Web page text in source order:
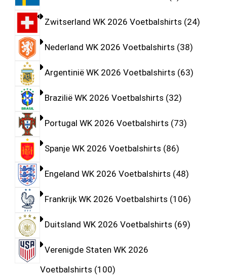
Zwitserland WK 2026 Voetbalshirts 24
Nederland WK 2026 Voetbalshirts 38
Argentinië WK 2026 Voetbalshirts 63
Brazilië WK 2026 Voetbalshirts 32
Portugal WK 2026 Voetbalshirts 73
Spanje WK 2026 Voetbalshirts 86
Engeland WK 2026 Voetbalshirts 48
Frankrijk WK 2026 Voetbalshirts 106
Duitsland WK 2026 Voetbalshirts 69
Verenigde Staten WK 2026
Voetbalshirts 100